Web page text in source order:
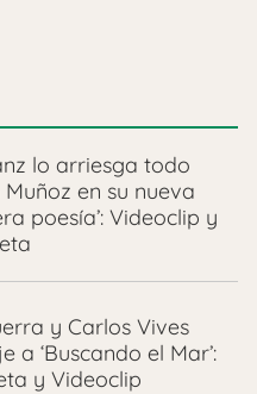
lo arriesga todo
en su nueva
poesía’: Videoclip y
y Carlos Vives
a ‘Buscando el Mar’:
y Videoclip